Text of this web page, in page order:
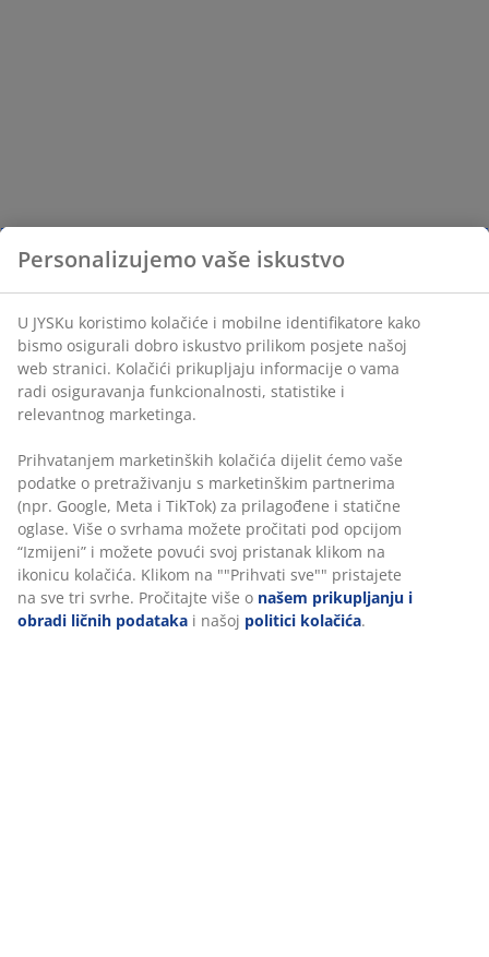
Personalizujemo vaše iskustvo
U JYSKu koristimo kolačiće i mobilne identifikatore kako
bismo osigurali dobro iskustvo prilikom posjete našoj
web stranici. Kolačići prikupljaju informacije o vama
radi osiguravanja funkcionalnosti, statistike i
relevantnog marketinga.
Prihvatanjem marketinških kolačića dijelit ćemo vaše
podatke o pretraživanju s marketinškim partnerima
(npr. Google, Meta i TikTok) za prilagođene i statične
oglase. Više o svrhama možete pročitati pod opcijom
“Izmijeni” i možete povući svoj pristanak klikom na
ikonicu kolačića. Klikom na ""Prihvati sve"" pristajete
na sve tri svrhe. Pročitajte više o našem prikupljanju i
obradi ličnih podataka i našoj politici kolačića.